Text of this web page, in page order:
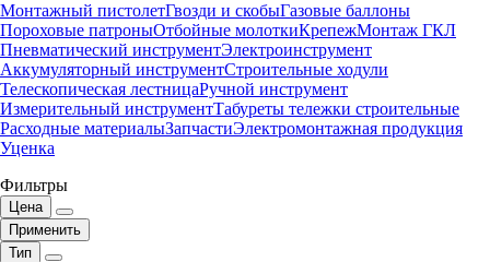
Монтажный пистолетГвозди и скобыГазовые баллоны
Пороховые патроныОтбойные молоткиКрепежМонтаж ГКЛ
Пневматический инструментЭлектроинструмент
Аккумуляторный инструментСтроительные ходули
Телескопическая лестницаРучной инструмент
Измерительный инструментТабуреты тележки строительные
Расходные материалыЗапчастиЭлектромонтажная продукция
Уценка
Фильтры
Цена
Применить
Тип